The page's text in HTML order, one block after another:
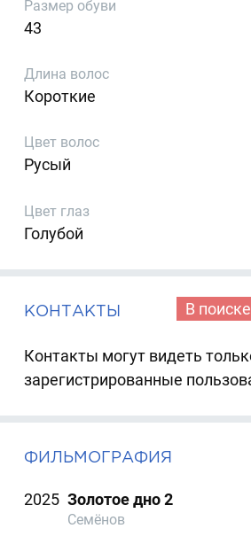
Размер обуви
43
Длина волос
Короткие
Цвет волос
Русый
Цвет глаз
Голубой
КОНТАКТЫ В
Контакты могут видеть
зарегистрированные
ФИЛЬМОГРАФИЯ
2025 Золотое дно 2
Семёнов